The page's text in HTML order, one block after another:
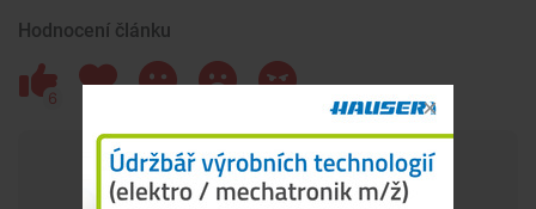
Hodnocení článku
6
Chceš mít přehled o tom, co se
děje kolem tebe?